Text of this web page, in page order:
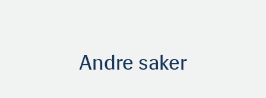
Andre saker